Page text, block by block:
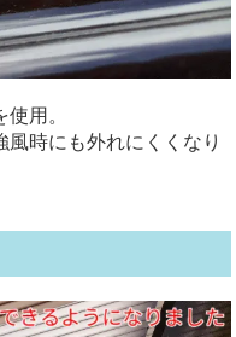
使用。
時にも外れにくくなり